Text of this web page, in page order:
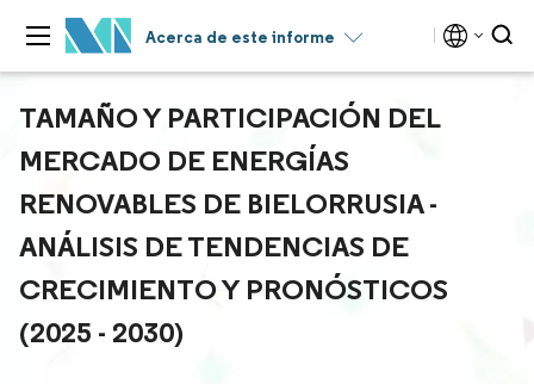
Acerca de este informe
TAMAÑO Y PARTICIPACIÓN DEL
MERCADO DE ENERGÍAS
RENOVABLES DE BIELORRUSIA -
ANÁLISIS DE TENDENCIAS DE
CRECIMIENTO Y PRONÓSTICOS
(2025 - 2030)